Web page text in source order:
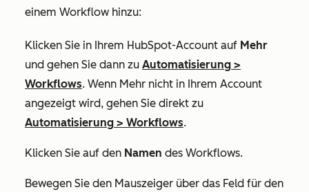
einem Workflow hinzu:
Klicken Sie in Ihrem HubSpot-Account auf Mehr
und gehen Sie dann zu Automatisierung >
Workflows. Wenn Mehr nicht in Ihrem Account
angezeigt wird, gehen Sie direkt zu
Automatisierung > Workflows.
Klicken Sie auf den Namen des Workflows.
Bewegen Sie den Mauszeiger über das Feld für den